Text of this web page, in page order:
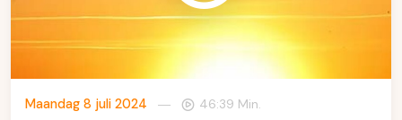
Maandag 8 juli 2024 — 46:39 Min.